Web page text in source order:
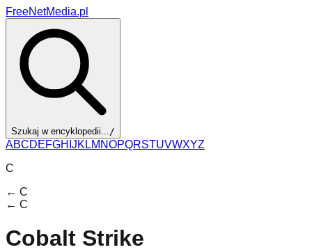
FreeNetMedia.pl
Szukaj w encyklopedii.../
ABCDEFGH JK LM NOPQRSTUVWXYZ
C
← C
← C
Cobalt Strike